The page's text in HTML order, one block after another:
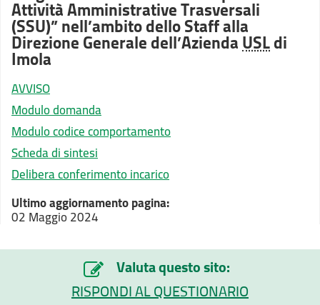
Attività Amministrative Trasversali
(SSU)” nell’ambito dello Staff alla
Direzione Generale dell’AziendaUSLdi
Imola
AVVISO
Modulo domanda
Modulo codice comportamento
Scheda di sintesi
Delibera conferimento incarico
Ultimo aggiornamento pagina:
02 Maggio 2024
Valuta questo sito:
RISPONDI AL QUESTIONARIO